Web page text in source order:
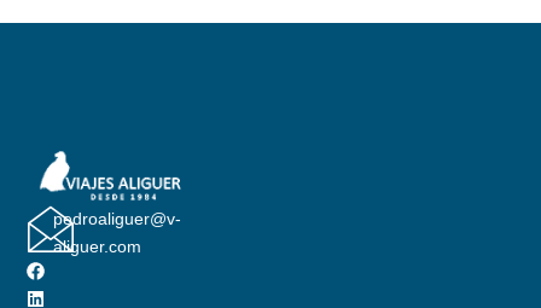
pedroaliguer@v-
aliguer.com